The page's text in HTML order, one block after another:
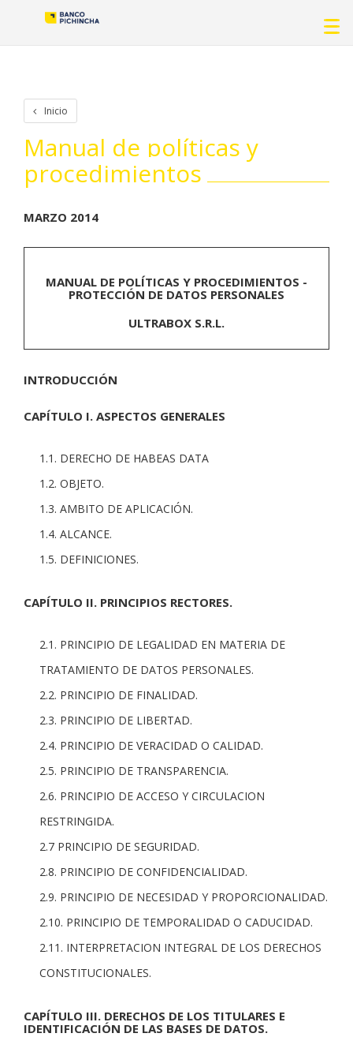
Inicio
Manual de políticas y
procedimientos
MARZO 2014
MANUAL DE POLÍTICAS Y PROCEDIMIENTOS -
PROTECCIÓN DE DATOS PERSONALES
ULTRABOX S.R.L.
INTRODUCCIÓN
CAPÍTULO I. ASPECTOS GENERALES
1.1. DERECHO DE HABEAS DATA
1.2. OBJETO.
1.3. AMBITO DE APLICACIÓN.
1.4. ALCANCE.
1.5. DEFINICIONES.
CAPÍTULO II. PRINCIPIOS RECTORES.
2.1. PRINCIPIO DE LEGALIDAD EN MATERIA DE
TRATAMIENTO DE DATOS PERSONALES.
2.2. PRINCIPIO DE FINALIDAD.
2.3. PRINCIPIO DE LIBERTAD.
2.4. PRINCIPIO DE VERACIDAD O CALIDAD.
2.5. PRINCIPIO DE TRANSPARENCIA.
2.6. PRINCIPIO DE ACCESO Y CIRCULACION
RESTRINGIDA.
2.7 PRINCIPIO DE SEGURIDAD.
2.8. PRINCIPIO DE CONFIDENCIALIDAD.
2.9. PRINCIPIO DE NECESIDAD Y PROPORCIONALIDAD.
2.10. PRINCIPIO DE TEMPORALIDAD O CADUCIDAD.
2.11. INTERPRETACION INTEGRAL DE LOS DERECHOS
CONSTITUCIONALES.
CAPÍTULO III. DERECHOS DE LOS TITULARES E
IDENTIFICACIÓN DE LAS BASES DE DATOS.